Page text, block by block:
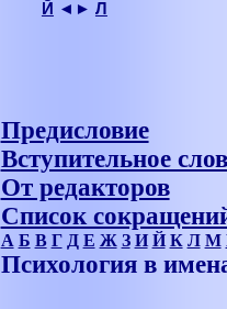
Й ◄► Л
Предисловие
Вступительное
От редакторов
Список
А Б В Г Д Е Ж З И Й К Л М
Психология в